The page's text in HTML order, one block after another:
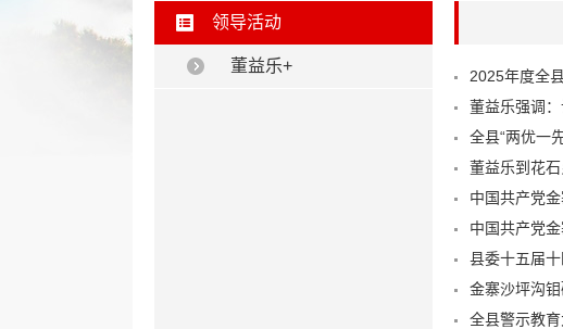
领导活动
董益乐+
全县“两优一
董益乐到花
中国共产党
中国共产党
县委十五届
金寨沙坪沟
全县警示教